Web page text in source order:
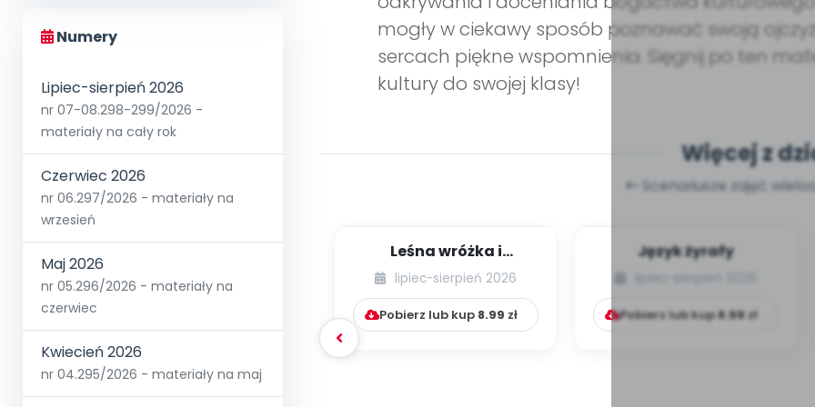
Numery
Lipiec-sierpień 2026
nr 07-08.298-299/2026 -
materiały na cały rok
Czerwiec 2026
nr 06.297/2026 - materiały na
wrzesień
Maj 2026
nr 05.296/2026 - materiały na
czerwiec
Kwiecień 2026
nr 04.295/2026 - materiały na maj
mogły w ciekawy sposób poznawać swoją
sercach piękne wspomnienia. Sięgnij po ten
kultury do swojej klasy!
Więcej z
Scenariusze zajęć
Leśna wróżka i
przyjaciele
lipiec-sierpień 2026
Pobierz lub kup 8.99 zł
Język żyrafy
Pobierz lub kup8.99zł